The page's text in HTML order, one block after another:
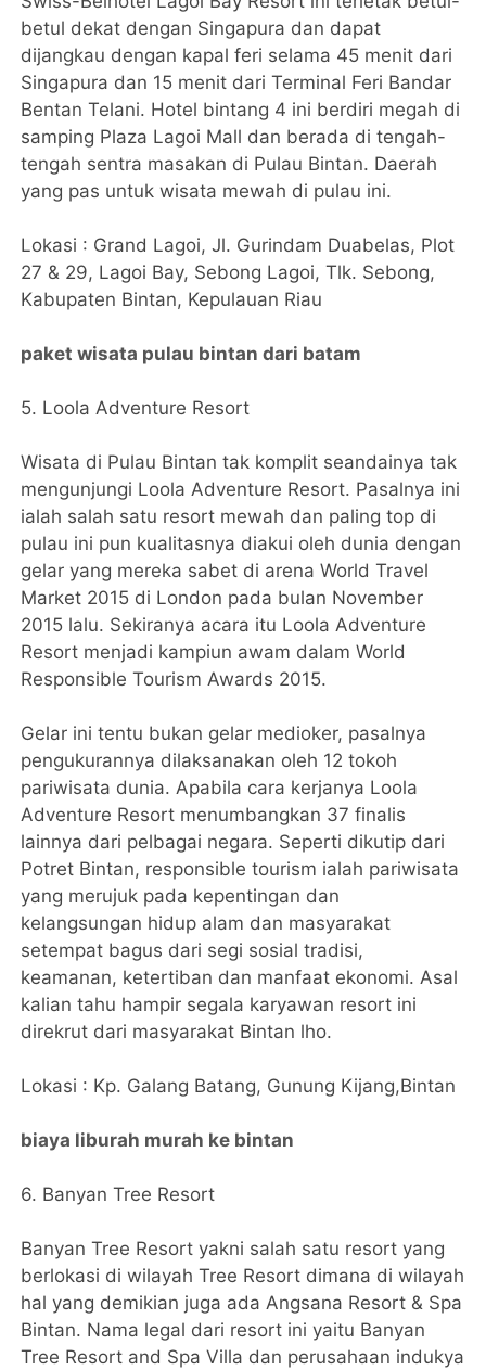
betul dekat dengan Singapura dan dapat
dijangkau dengan kapal feri selama 45 menit dari
Singapura dan 15 menit dari Terminal Feri Bandar
Bentan Telani. Hotel bintang 4 ini berdiri megah di
samping Plaza Lagoi Mall dan berada di tengah-
tengah sentra masakan di Pulau Bintan. Daerah
yang pas untuk wisata mewah di pulau ini.
Lokasi : Grand Lagoi, Jl. Gurindam Duabelas, Plot
27 & 29, Lagoi Bay, Sebong Lagoi, Tlk. Sebong,
Kabupaten Bintan, Kepulauan Riau
paket wisata pulau bintan dari batam
5. Loola Adventure Resort
Wisata di Pulau Bintan tak komplit seandainya tak
mengunjungi Loola Adventure Resort. Pasalnya ini
ialah salah satu resort mewah dan paling top di
pulau ini pun kualitasnya diakui oleh dunia dengan
gelar yang mereka sabet di arena World Travel
Market 2015 di London pada bulan November
2015 lalu. Sekiranya acara itu Loola Adventure
Resort menjadi kampiun awam dalam World
Responsible Tourism Awards 2015.
Gelar ini tentu bukan gelar medioker, pasalnya
pengukurannya dilaksanakan oleh 12 tokoh
pariwisata dunia. Apabila cara kerjanya Loola
Adventure Resort menumbangkan 37 finalis
lainnya dari pelbagai negara. Seperti dikutip dari
Potret Bintan, responsible tourism ialah pariwisata
yang merujuk pada kepentingan dan
kelangsungan hidup alam dan masyarakat
setempat bagus dari segi sosial tradisi,
keamanan, ketertiban dan manfaat ekonomi. Asal
kalian tahu hampir segala karyawan resort ini
direkrut dari masyarakat Bintan lho.
Lokasi : Kp. Galang Batang, Gunung Kijang,Bintan
biaya liburah murah ke bintan
6. Banyan Tree Resort
Banyan Tree Resort yakni salah satu resort yang
berlokasi di wilayah Tree Resort dimana di wilayah
hal yang demikian juga ada Angsana Resort & Spa
Bintan. Nama legal dari resort ini yaitu Banyan
Tree Resort and Spa Villa dan perusahaan indukya